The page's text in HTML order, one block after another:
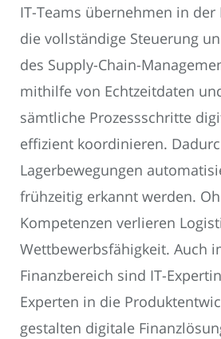
IT-Teams übernehmen in
die vollständige Steuerung
des Supply-Chain-
mithilfe von Echtzeitdaten
sämtliche Prozessschritte
effizient koordinieren.
Lagerbewegungen
frühzeitig erkannt werden.
Kompetenzen verlieren
Wettbewerbsfähigkeit. Auch
Finanzbereich sind IT-
Experten in die
gestalten digitale